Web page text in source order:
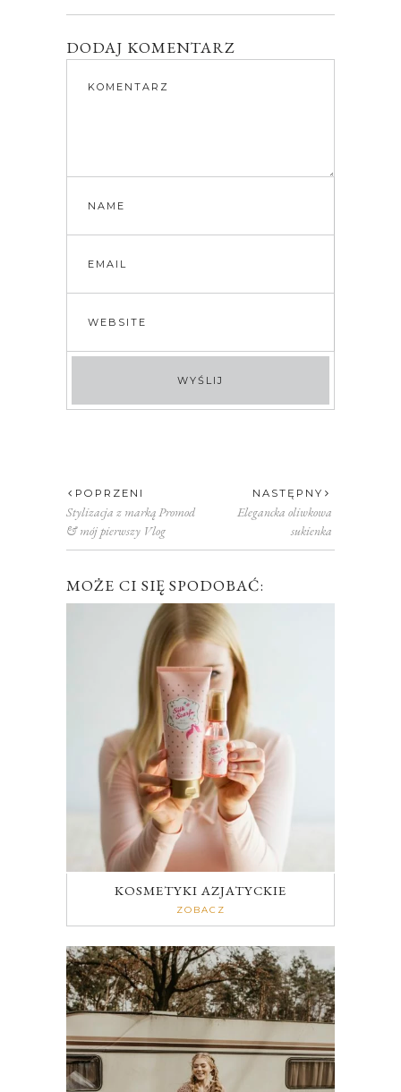
DODAJ KOMENTARZ
POPRZENI
Stylizacja z marką Promod
& mój pierwszy Vlog
NASTĘPNY
Elegancka oliwkowa
sukienka
MOŻE CI SIĘ SPODOBAĆ:
KOSMETYKI AZJATYCKIE
ZOBACZ